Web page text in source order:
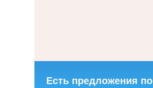
Есть предложения по